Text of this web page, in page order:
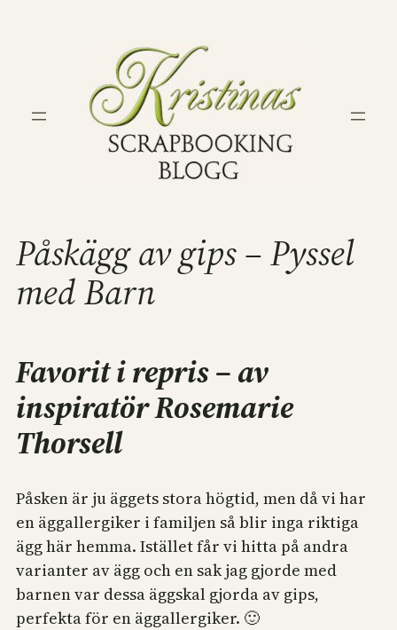
Påskägg av gips – Pyssel
med Barn
Favorit i repris – av
inspiratör Rosemarie
Thorsell
Påsken är ju äggets stora högtid, men då vi har
en äggallergiker i familjen så blir inga riktiga
ägg här hemma. Istället får vi hitta på andra
varianter av ägg och en sak jag gjorde med
barnen var dessa äggskal gjorda av gips,
perfekta för en äggallergiker. 🙂